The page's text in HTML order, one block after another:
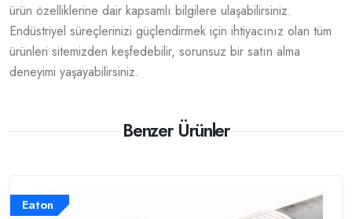
ürün özelliklerine dair kapsamlı bilgilere ulaşabilirsiniz.
Endüstriyel süreçlerinizi güçlendirmek için ihtiyacınız olan tüm
ürünleri sitemizden keşfedebilir, sorunsuz bir satın alma
deneyimi yaşayabilirsiniz.
Benzer Ürünler
Eaton